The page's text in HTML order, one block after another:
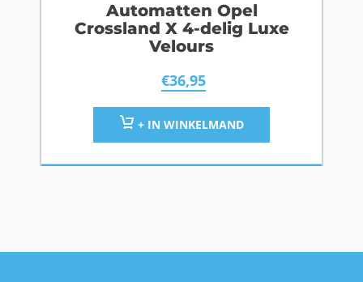
Automatten Opel
Crossland X 4-delig Luxe
Velours
€36,95
+ IN WINKELMAND